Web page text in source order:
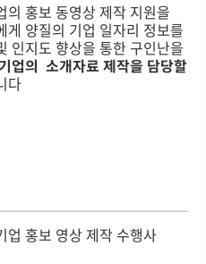
의 홍보 동영상 제작 지원을
양질의 기업 일자리 정보를
인지도 향상을 통한 구인난을
업의 소개자료 제작을 담당할
다
업 홍보 영상 제작 수행사